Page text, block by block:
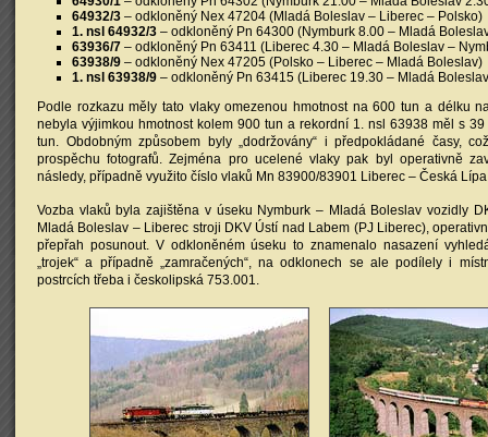
64932/3 – odkloněný Nex 47204 (Mladá Boleslav – Liberec – Polsko)
1. nsl 64932/3 – odkloněný Pn 64300 (Nymburk 8.00 – Mladá
63936/7 – odkloněný Pn 63411 (Liberec 4.30 – Mladá Boleslav –
63938/9 – odkloněný Nex 47205 (Polsko – Liberec – Mladá Boleslav)
1. nsl 63938/9 – odkloněný Pn 63415 (Liberec 19.30 – Mladá
Podle rozkazu měly tato vlaky omezenou hmotnost na 600 tun a délku
nebyla výjimkou hmotnost kolem 900 tun a rekordní 1. nsl 63938 měl s
tun. Obdobným způsobem byly „dodržovány“ i předpokládané časy,
prospěchu fotografů. Zejména pro ucelené vlaky pak byl operativně
následy, případně využito číslo vlaků Mn 83900/83901 Liberec – Česká
Vozba vlaků byla zajištěna v úseku Nymburk – Mladá Boleslav vozidly
Mladá Boleslav – Liberec stroji DKV Ústí nad Labem (PJ Liberec),
přepřah posunout. V odkloněném úseku to znamenalo nasazení
„trojek“ a případně „zamračených“, na odklonech se ale podílely i
postrcích třeba i českolipská 753.001.